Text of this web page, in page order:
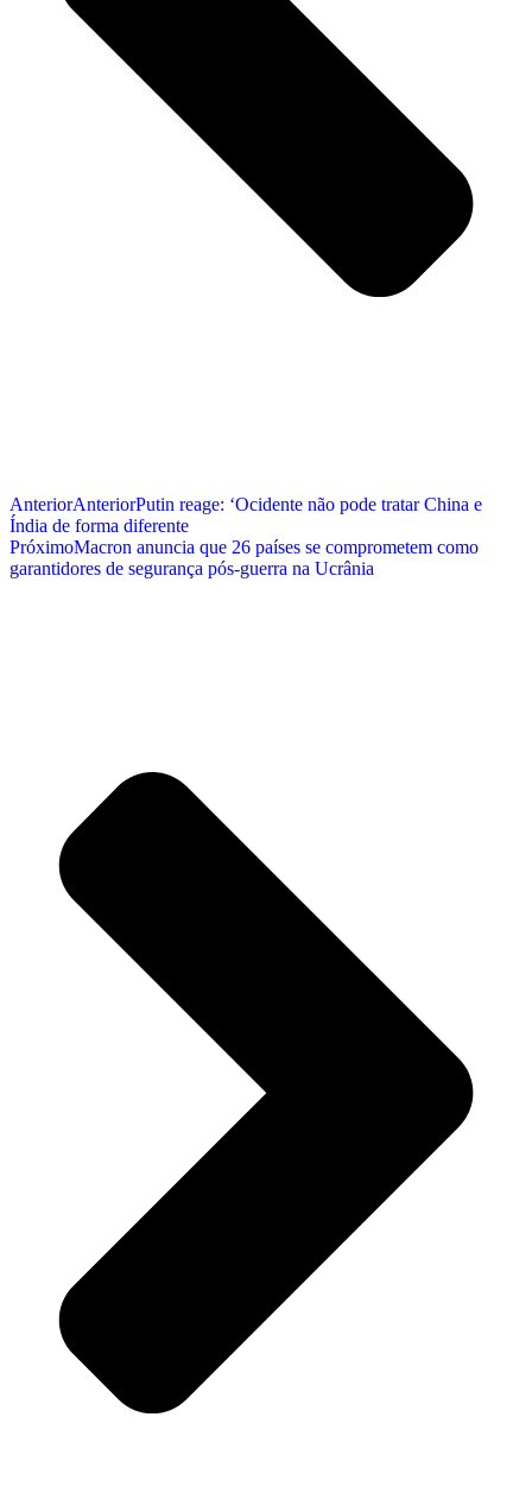
AnteriorAnteriorPutin reage: ‘Ocidente não pode tratar China e
Índia de forma diferente
PróximoMacron anuncia que 26 países se comprometem como
garantidores de segurança pós-guerra na Ucrânia